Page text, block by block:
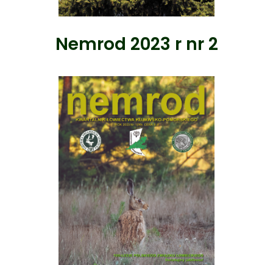
Nemrod 2023 r nr 2